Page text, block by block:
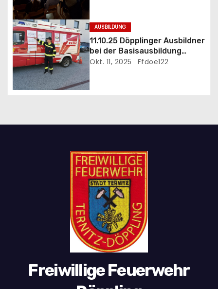
t
i
o
n
AUSBILDUNG
11.10.25 Döpplinger Ausbildner
bei der Basisausbildung
eingesetzt
Okt. 11, 2025 Ffdoe122
Freiwillige Feuerwehr